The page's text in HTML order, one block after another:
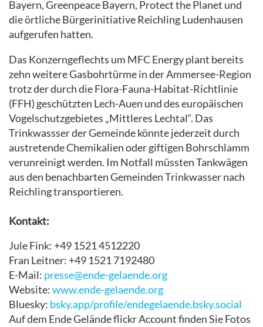
Bayern, Greenpeace Bayern, Protect the Planet und
die örtliche Bürgerinitiative Reichling Ludenhausen
aufgerufen hatten.
Das Konzerngeflechts um MFC Energy plant bereits
zehn weitere Gasbohrtürme in der Ammersee-Region
trotz der durch die Flora-Fauna-Habitat-Richtlinie
(FFH) geschützten Lech-Auen und des europäischen
Vogelschutzgebietes „Mittleres Lechtal“. Das
Trinkwassser der Gemeinde könnte jederzeit durch
austretende Chemikalien oder giftigen Bohrschlamm
verunreinigt werden. Im Notfall müssten Tankwägen
aus den benachbarten Gemeinden Trinkwasser nach
Reichling transportieren.
Kontakt:
Jule Fink: +49 1521 4512220
Fran Leitner: +49 1521 7192480
E-Mail: presse@ende-gelaende.org
Website:www.ende-gelaende.org
Bluesky: bsky.app/profile/endegelaende.bsky.social
Auf dem Ende Gelände flickr Account finden Sie Fotos